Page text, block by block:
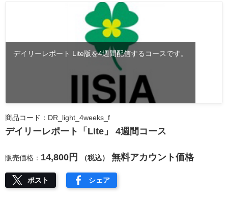
デイリーレポート Lite版を4週間配信するコースです。
商品コード：DR_light_4weeks_f
デイリーレポート「Lite」 4週間コース
販売価格： 14,800円 （税込） 無料アカウント価格
ポスト シェア